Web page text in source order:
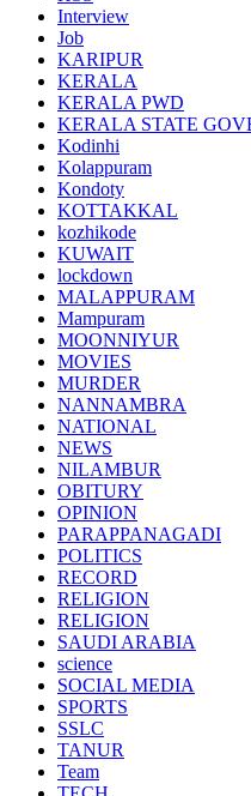
Interview
Job
KARIPUR
KERALA
KERALA PWD
KERALA STATE
Kodinhi
Kolappuram
Kondoty
KOTTAKKAL
kozhikode
KUWAIT
lockdown
MALAPPURAM
Mampuram
MOONNIYUR
MOVIES
MURDER
NANNAMBRA
NATIONAL
NEWS
NILAMBUR
OBITURY
OPINION
PARAPPANAGADI
POLITICS
RECORD
RELIGION
RELIGION
SAUDI ARABIA
science
SOCIAL MEDIA
SPORTS
SSLC
TANUR
Team